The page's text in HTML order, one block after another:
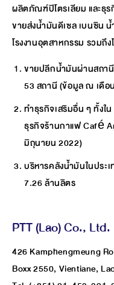
ผลิตภัณฑ์ปิโตรเลียม และธุ
ขายส่งน้ำมันดีเซล เบนซิน
โรงงานอุตสาหกรรม รวมถึ
ขายปลีกน้ำมันผ่านสถา
53 สถานี (ข้อมูล ณ เดื
ทำธุรกิจเสริมอื่น ๆ ทั้งใ
ธุรกิจร้านกาแฟ Café
มิถุนายน 2022)
บริหารคลังน้ำมันในประ
7.26 ล้านลิตร
PTT (Lao) Co., Ltd.
426 Kamphengmeung
Boxx 2550, Vientiane,